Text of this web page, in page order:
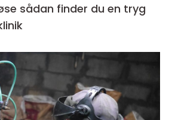
tryg